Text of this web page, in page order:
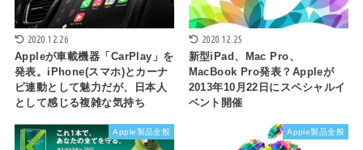
2020.12.26
Appleが車載機器「CarPlay」を
発表。iPhone(スマホ)とカーナ
ビ連動として魅力だが、日本人
として感じる複雑な気持ち
2020.12.25
新型iPad、Mac Pro、
MacBook Pro発表？Appleが
2013年10月22日にスペシャルイ
ベント開催
Apple製品全般 Apple製品全般